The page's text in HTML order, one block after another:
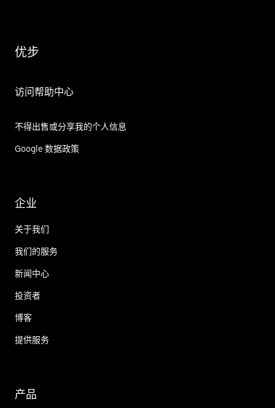
优步
访问帮助中心
不得出售或分享我的个人信息
Google 数据政策
企业
关于我们
我们的服务
新闻中心
投资者
博客
提供服务
产品